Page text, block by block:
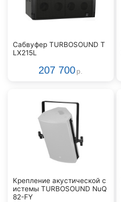
Сабвуфер TURBOSOUND T
LX215L
207 700 р.
Крепление акустической с
истемы TURBOSOUND NuQ
82-FY